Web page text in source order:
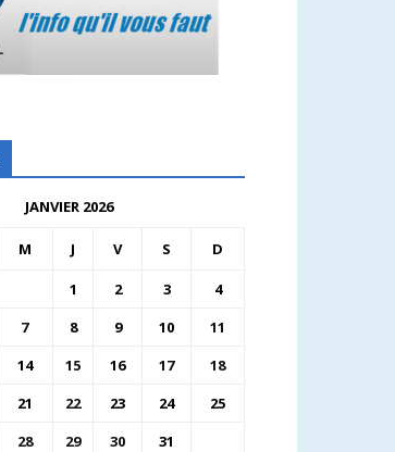
JANVIER 2026
M J V S D
1 2 3
4
7 8 9 10
11
14 15 16 17
18
21 22 23 24
25
28 29 30
31